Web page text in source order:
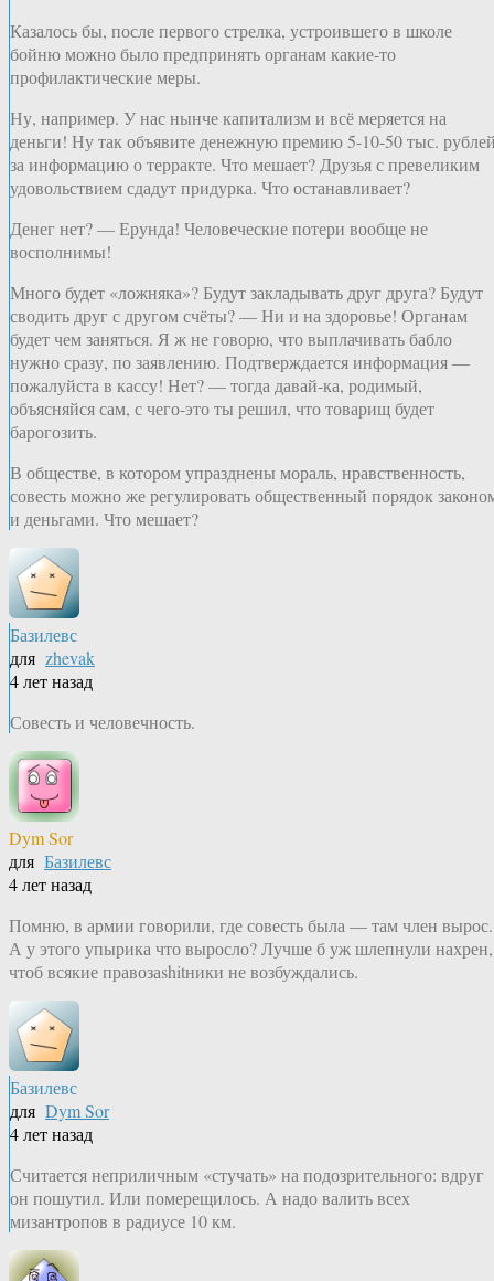
Казалось бы, после первого стрелка, устроившего в школе
бойню можно было предпринять органам какие-то
профилактические меры.
Ну, например. У нас нынче капитализм и всё меряется на
деньги! Ну так объявите денежную премию 5-10-50 тыс.
за информацию о терракте. Что мешает? Друзья с превеликим
удовольствием сдадут придурка. Что останавливает?
Денег нет? — Ерунда! Человеческие потери вообще не
восполнимы!
Много будет «ложняка»? Будут закладывать друг друга? Будут
сводить друг с другом счёты? — Ни и на здоровье! Органам
будет чем заняться. Я ж не говорю, что выплачивать бабло
нужно сразу, по заявлению. Подтверждается информация —
пожалуйста в кассу! Нет? — тогда давай-ка, родимый,
объясняйся сам, с чего-это ты решил, что товарищ будет
барогозить.
В обществе, в котором упразднены мораль, нравственность,
совесть можно же регулировать общественный порядок
и деньгами. Что мешает?
Базилевс
для zhevak
4 лет назад
Совесть и человечность.
Dym Sor
для Базилевс
4 лет назад
Помню, в армии говорили, где совесть была — там член вырос.
А у этого упырика что выросло? Лучше б уж шлепнули нахрен,
чтоб всякие правозаshitники не возбуждались.
Базилевс
для Dym Sor
4 лет назад
Считается неприличным «стучать» на подозрительного: вдруг
он пошутил. Или померещилось. А надо валить всех
мизантропов в радиусе 10 км.